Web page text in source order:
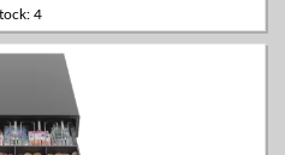
4